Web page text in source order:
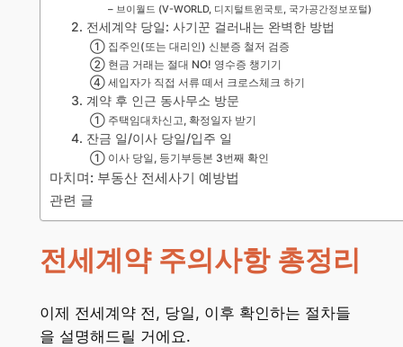
– 브이월드 (V-WORLD, 디지털트윈국토, 국가공간정보포털)
2. 전세계약 당일: 사기꾼 걸러내는 완벽한 방법
① 집주인(또는 대리인) 신분증 철저 검증
② 현금 거래는 절대 NO! 영수증 챙기기
④ 세입자가 직접 서류 떼서 크로스체크 하기
3. 계약 후 인근 동사무소 방문
① 주택임대차신고, 확정일자 받기
4. 잔금 일/이사 당일/입주 일
① 이사 당일, 등기부등본 3번째 확인
마치며: 부동산 전세사기 예방법
관련 글
전세계약 주의사항 총정리
이제 전세계약 전, 당일, 이후 확인하는 절차들
을 설명해드릴 거에요.